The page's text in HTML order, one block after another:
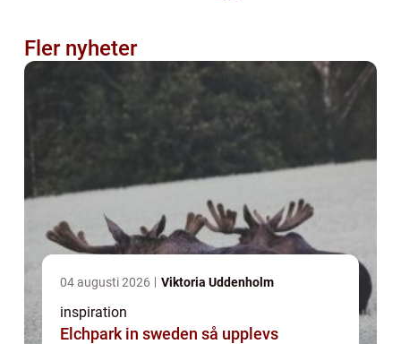
Fler nyheter
04 augusti 2026 Viktoria Uddenholm
inspiration
Elchpark in sweden så upplevs